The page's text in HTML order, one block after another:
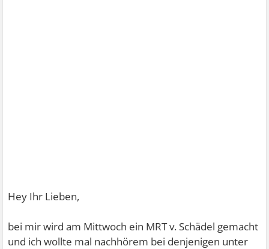
Hey Ihr Lieben,
bei mir wird am Mittwoch ein MRT v. Schädel gemacht
und ich wollte mal nachhörem bei denjenigen unter